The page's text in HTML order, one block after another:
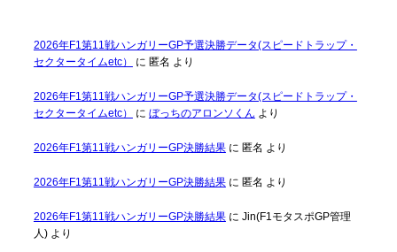
2026年F1第11戦ハンガリーGP予選決勝データ(スピードトラップ・
セクタータイムetc）
に 匿名 より
2026年F1第11戦ハンガリーGP予選決勝データ(スピードトラップ・
セクタータイムetc）
に ぼっちのアロンソくん より
2026年F1第11戦ハンガリーGP決勝結果に 匿名 より
2026年F1第11戦ハンガリーGP決勝結果に 匿名 より
2026年F1第11戦ハンガリーGP決勝結果に Jin(F1モタスポGP管理
人)より